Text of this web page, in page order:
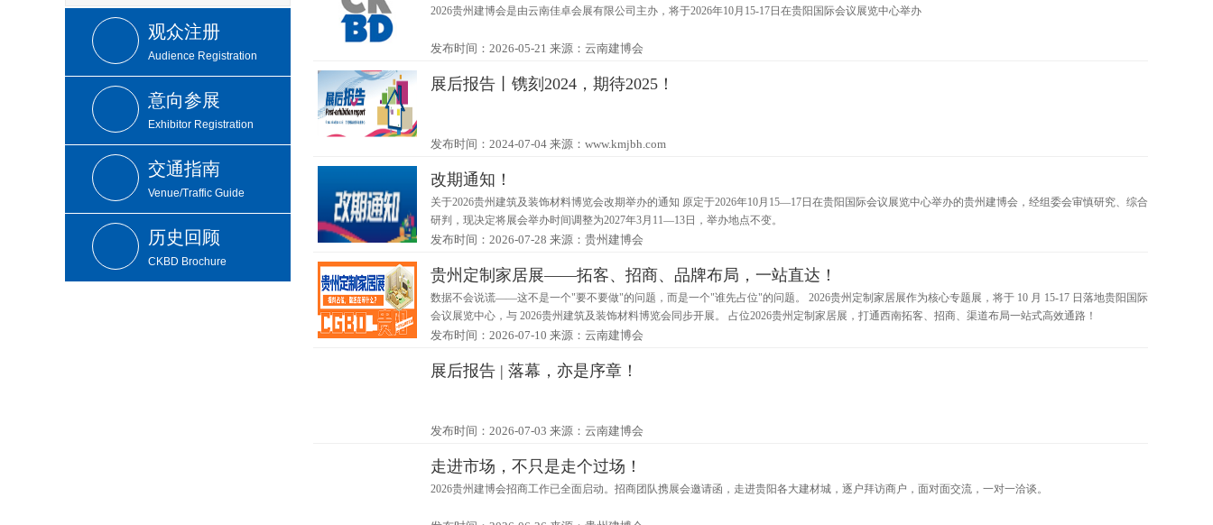
观众注册
Audience Registration
意向参展
Exhibitor Registration
交通指南
Venue/Traffic Guide
历史回顾
CKBD Brochure
2026贵州建博会是由云南佳卓会展有限公司主办，将于2026年10月15-17日在贵阳国际会议展览中心举办
发布时间：2026-05-21 来源：云南建博会
展后报告丨镌刻2024，期待2025！
发布时间：2024-07-04 来源：www.kmjbh.com
改期通知！
关于2026贵州建筑及装饰材料博览会改期举办的通知 原定于2026年10月15—17日在贵阳国际会议展览中心举办的贵州建博会，经组委会审慎研究、综合
研判，现决定将展会举办时间调整为2027年3月11—13日，举办地点不变。
发布时间：2026-07-28 来源：贵州建博会
贵州定制家居展——拓客、招商、品牌布局，一站直达！
数据不会说谎——这不是一个"要不要做"的问题，而是一个"谁先占位"的问题。 2026贵州定制家居展作为核心专题展，将于 10 月 15-17 日落地贵阳国际
会议展览中心，与 2026贵州建筑及装饰材料博览会同步开展。 占位2026贵州定制家居展，打通西南拓客、招商、渠道布局一站式高效通路！
发布时间：2026-07-10 来源：云南建博会
展后报告 | 落幕，亦是序章！
发布时间：2026-07-03 来源：云南建博会
走进市场，不只是走个过场！
2026贵州建博会招商工作已全面启动。招商团队携展会邀请函，走进贵阳各大建材城，逐户拜访商户，面对面交流，一对一洽谈。